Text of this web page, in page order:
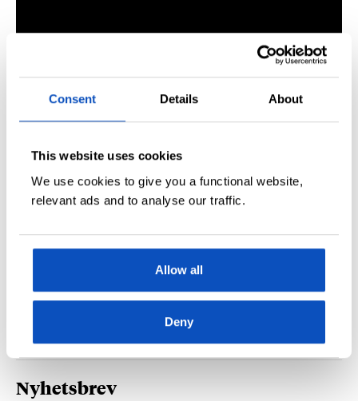
Consent Details About
This website uses cookies
We use cookies to give you a functional website,
relevant ads and to analyse our traffic.
Allow all
Deny
1 JULI, 2022
OPPDATERT 13:28, 1 JUL 2022
Nyhetsbrev
kjøkken.